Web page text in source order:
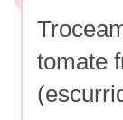
tomate